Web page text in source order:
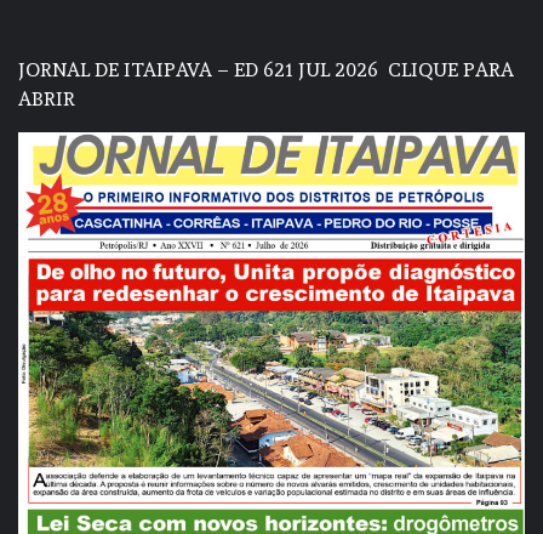
JORNAL DE ITAIPAVA – ED 621 JUL 2026 CLIQUE PARA
ABRIR